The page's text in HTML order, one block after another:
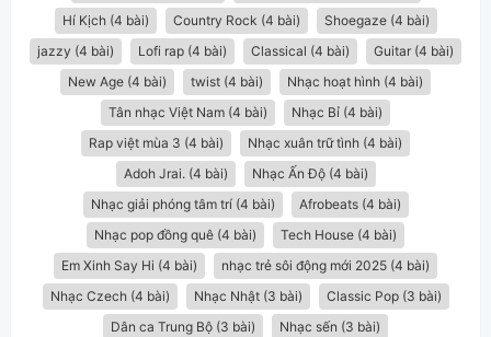
Hí Kịch (4 bài)
Country Rock (4 bài)
Shoegaze (4 bài)
jazzy (4 bài)
Lofi rap (4 bài) Classical (4 bài)
Guitar (4 bài)
New Age (4 bài)
twist (4 bài)
Nhạc hoạt hình (4 bài)
Tân nhạc Việt Nam (4 bài)
Nhạc Bỉ (4 bài)
Rap việt mùa 3 (4 bài)
Nhạc xuân trữ tình (4 bài)
Adoh Jrai. (4 bài)
Nhạc Ấn Độ (4 bài)
Nhạc giải phóng tâm trí (4 bài)
Afrobeats (4 bài)
Nhạc pop đồng quê (4 bài)
Tech House (4 bài)
Em Xinh Say Hi (4 bài)
nhạc trẻ sôi động mới 2025 (4 bài)
Nhạc Czech (4 bài)
Nhạc Nhật (3 bài)
Classic Pop (3 bài)
Dân ca Trung Bộ (3 bài)
Nhạc sến (3 bài)